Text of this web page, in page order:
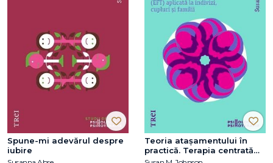
Spune-mi adevărul despre
iubire
Teoria atașamentului în
practică. Terapia centrată
pe emoții (EFT) aplicată la